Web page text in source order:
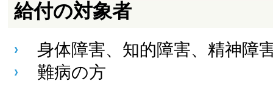
給付の対象者
身体障害、知的障害、精神障
難病の方